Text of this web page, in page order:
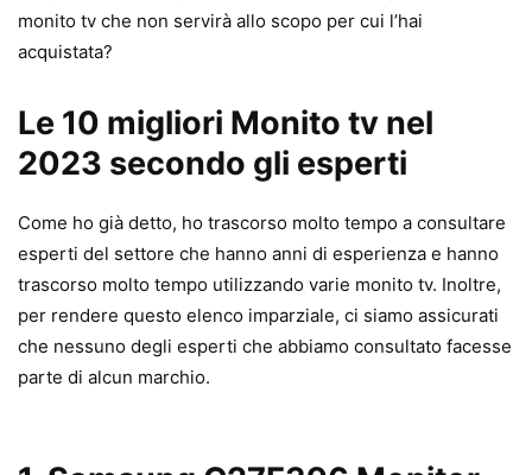
monito tv che non servirà allo scopo per cui l’hai
acquistata?
Le 10 migliori Monito tv nel
2023 secondo gli esperti
Come ho già detto, ho trascorso molto tempo a consultare
esperti del settore che hanno anni di esperienza e hanno
trascorso molto tempo utilizzando varie monito tv. Inoltre,
per rendere questo elenco imparziale, ci siamo assicurati
che nessuno degli esperti che abbiamo consultato facesse
parte di alcun marchio.